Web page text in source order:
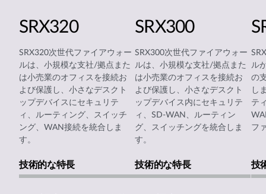
SRX320
SRX320次世代ファイアウォー
ルは、小規模な支社/拠点また
は小売業のオフィスを接続お
よび保護し、小さなデスクト
ップデバイスにセキュリテ
ィ、ルーティング、スイッチ
ング、WAN接続を統合しま
す。
技術的な特長
SRX300
SRX300次世代ファイアウォー
ルは、小規模な支社/拠点また
は小売業のオフィスを接続お
よび保護し、小さなデスクト
ップデバイス内にセキュリテ
ィ、SD-WAN、ルーティン
グ、スイッチングを統合しま
す。
技術的な特長
ル
の
し
テ
フ
技